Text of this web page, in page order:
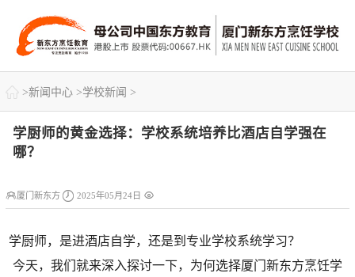
 >新闻中心 >学校新闻 >
学厨师的黄金选择：学校系统培养比酒店自学强在
哪？
厦门新东方  2025年05月24日 
学厨师，是进酒店自学，还是到专业学校系统学习？
今天，我们就来深入探讨一下，为何选择厦门新东方烹饪学